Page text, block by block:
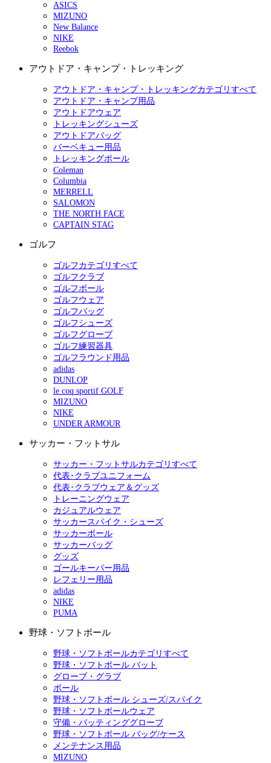
ASICS
MIZUNO
New Balance
NIKE
Reebok
アウトドア・キャンプ・トレッキング
アウトドア・キャンプ・トレッキングカテゴリすべて
アウトドア・キャンプ用品
アウトドアウェア
トレッキングシューズ
アウトドアバッグ
バーベキュー用品
トレッキングポール
Coleman
Columbia
MERRELL
SALOMON
THE NORTH FACE
CAPTAIN STAG
ゴルフ
ゴルフカテゴリすべて
ゴルフクラブ
ゴルフボール
ゴルフウェア
ゴルフバッグ
ゴルフシューズ
ゴルフグローブ
ゴルフ練習器具
ゴルフラウンド用品
adidas
DUNLOP
le coq sportif GOLF
MIZUNO
NIKE
UNDER ARMOUR
サッカー・フットサル
サッカー・フットサルカテゴリすべて
代表･クラブユニフォーム
代表･クラブウェア＆グッズ
トレーニングウェア
カジュアルウェア
サッカースパイク・シューズ
サッカーボール
サッカーバッグ
グッズ
ゴールキーパー用品
レフェリー用品
adidas
NIKE
PUMA
野球・ソフトボール
野球・ソフトボールカテゴリすべて
野球・ソフトボール バット
グローブ・グラブ
ボール
野球・ソフトボール シューズ/スパイク
野球・ソフトボールウェア
守備・バッティンググローブ
野球・ソフトボール バッグ/ケース
メンテナンス用品
MIZUNO